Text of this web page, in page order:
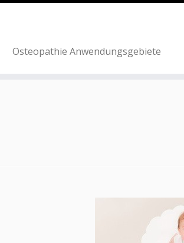
Osteopathie Anwendungsgebiete